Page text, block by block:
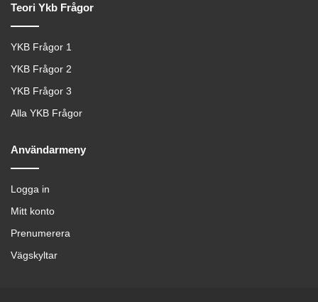
Teori Ykb Frågor
YKB Frågor 1
YKB Frågor 2
YKB Frågor 3
Alla YKB Frågor
Användarmeny
Logga in
Mitt konto
Prenumerera
Vägskyltar